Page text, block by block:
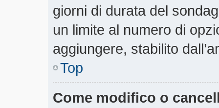
giorni di durata del
un limite al numero di
aggiungere, stabilito
Top
Come modifico o